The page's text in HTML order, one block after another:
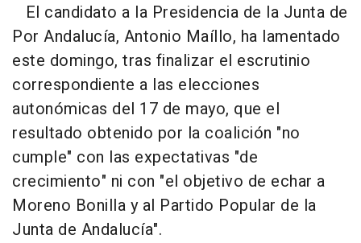
El candidato a la Presidencia de la Junta de
Por Andalucía, Antonio Maíllo, ha lamentado
este domingo, tras finalizar el escrutinio
correspondiente a las elecciones
autonómicas del 17 de mayo, que el
resultado obtenido por la coalición "no
cumple" con las expectativas "de
crecimiento" ni con "el objetivo de echar a
Moreno Bonilla y al Partido Popular de la
Junta de Andalucía".